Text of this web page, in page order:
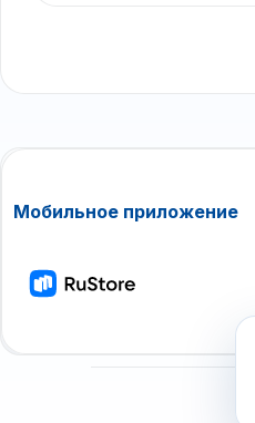
Мобильное приложение